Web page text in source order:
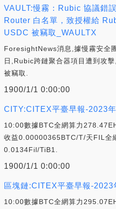
VAULT:慢霧：Rubic 協議錯
Router 白名單，致授權給
USDC 被竊取_WAULTX
ForesightNews消息,據慢霧安全
日,Rubic跨鏈聚合器項目遭到攻
被竊取.
1900/1/1 0:00:00
CITY:CITEX平臺早報-2023
10:00數據BTC全網算力
收益0.00000365BTC/T/天FIL全
0.0134Fil/TiB1.
1900/1/1 0:00:00
區塊鏈:CITEX平臺早報-
10:00數據BTC全網算力